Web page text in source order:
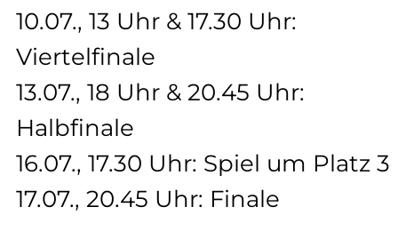
10.07., 13 Uhr & 17.30 Uhr:
Viertelfinale
13.07., 18 Uhr & 20.45 Uhr:
Halbfinale
16.07., 17.30 Uhr: Spiel um Platz 3
17.07., 20.45 Uhr: Finale